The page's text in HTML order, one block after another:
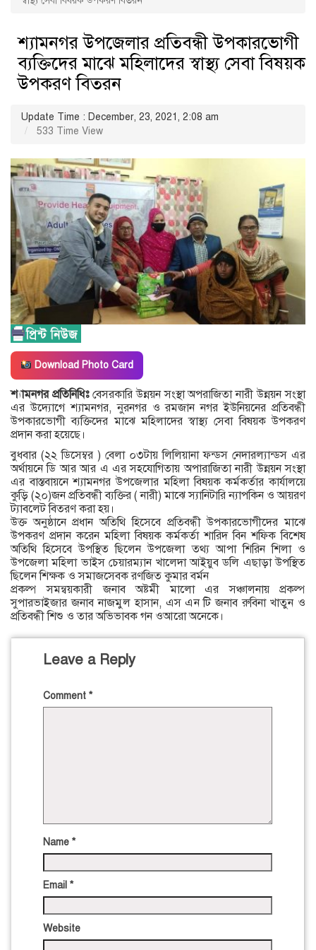
শ্যামনগর উপজেলার প্রতিবন্ধী উপকারভোগী
ব্যক্তিদের মাঝে মহিলাদের স্বাস্থ্য সেবা বিষয়ক
উপকরণ বিতরন
Update Time : December, 23, 2021, 2:08 am
533 Time View
Download Photo Card
শ্যামনগর প্রতিনিধিঃ বেসরকারি উন্নয়ন সংস্থা অপরাজিতা নারী উন্নয়ন সংস্থা
এর উদ্যোগে শ্যামনগর, নুরনগর ও রমজান নগর ইউনিয়নের প্রতিবন্ধী
উপকারভোগী ব্যক্তিদের মাঝে মহিলাদের স্বাস্থ্য সেবা বিষয়ক উপকরণ
প্রদান করা হয়েছে।
বুধবার (২২ ডিসেম্বর ) বেলা ০৩টায় লিলিয়ানা ফন্ডস নেদারল্যান্ডস এর
অর্থায়নে ডি আর আর এ এর সহযোগিতায় অপারাজিতা নারী উন্নয়ন সংস্থা
এর বাস্তবায়নে শ্যামনগর উপজেলার মহিলা বিষয়ক কর্মকর্তার কার্যালয়ে
কুড়ি (২০)জন প্রতিবন্ধী ব্যক্তির ( নারী) মাঝে স্যানিটারি ন্যাপকিন ও আয়রণ
ট্যাবলেট বিতরণ করা হয়।
উক্ত অনুষ্ঠানে প্রধান অতিথি হিসেবে প্রতিবন্ধী উপকারভোগীদের মাঝে
উপকরণ প্রদান করেন মহিলা বিষয়ক কর্মকর্তা শারিদ বিন শফিক বিশেষ
অতিথি হিসেবে উপস্থিত ছিলেন উপজেলা তথ্য আপা শিরিন শিলা ও
উপজেলা মহিলা ভাইস চেয়ারম্যান খালেদা আইয়ুব ডলি এছাড়া উপস্থিত
ছিলেন শিক্ষক ও সমাজসেবক রণজিত কুমার বর্মন
প্রকল্প সমন্বয়কারী জনাব অষ্টমী মালো এর সঞ্চালনায় প্রকল্প
সুপারভাইজার জনাব নাজমুল হাসান, এস এন টি জনাব রুবিনা খাতুন ও
প্রতিবন্ধী শিশু ও তার অভিভাবক গন ওআরো অনেকে।
Leave a Reply
Comment *
Name *
Email *
Website